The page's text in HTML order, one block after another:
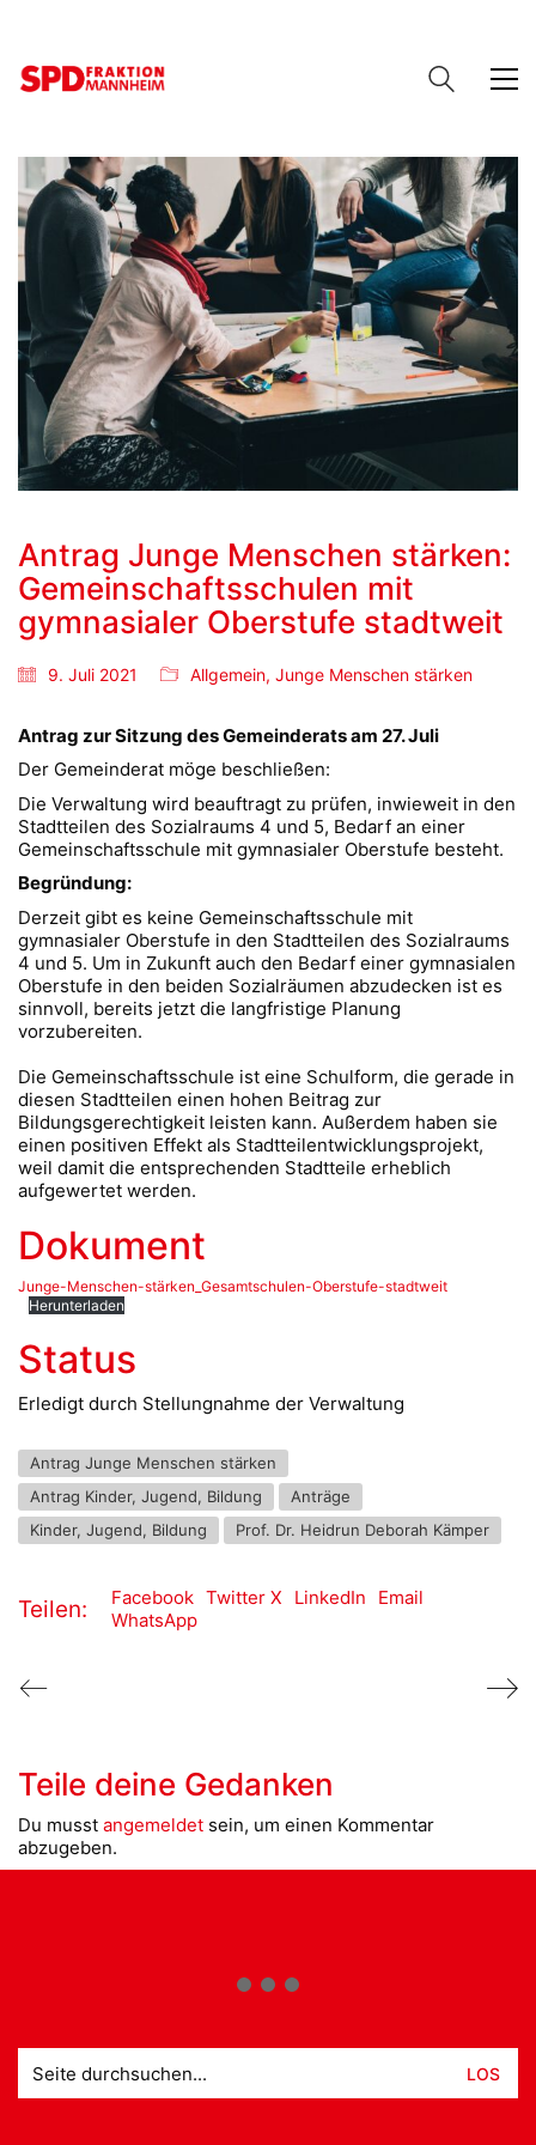
Antrag Junge Menschen stärken:
Gemeinschaftsschulen mit
gymnasialer Oberstufe stadtweit
9. Juli 2021 Allgemein, Junge Menschen stärken
Antrag zur Sitzung des Gemeinderats am 27. Juli
Der Gemeinderat möge beschließen:
Die Verwaltung wird beauftragt zu prüfen, inwieweit in den
Stadtteilen des Sozialraums 4 und 5, Bedarf an einer
Gemeinschaftsschule mit gymnasialer Oberstufe besteht.
Begründung:
Derzeit gibt es keine Gemeinschaftsschule mit
gymnasialer Oberstufe in den Stadtteilen des Sozialraums
4 und 5. Um in Zukunft auch den Bedarf einer gymnasialen
Oberstufe in den beiden Sozialräumen abzudecken ist es
sinnvoll, bereits jetzt die langfristige Planung
vorzubereiten.
Die Gemeinschaftsschule ist eine Schulform, die gerade in
diesen Stadtteilen einen hohen Beitrag zur
Bildungsgerechtigkeit leisten kann. Außerdem haben sie
einen positiven Effekt als Stadtteilentwicklungsprojekt,
weil damit die entsprechenden Stadtteile erheblich
aufgewertet werden.
Dokument
Junge-Menschen-stärken_Gesamtschulen-Oberstufe-stadtweit
Herunterladen
Status
Erledigt durch Stellungnahme der Verwaltung
Antrag Junge Menschen stärken
Antrag Kinder, Jugend, Bildung
Anträge
Kinder, Jugend, Bildung
Prof. Dr. Heidrun Deborah Kämper
Teilen: Facebook Twitter X LinkedIn
Email
WhatsApp
Teile deine Gedanken
Du musst angemeldet sein, um einen Kommentar
abzugeben.
nach: